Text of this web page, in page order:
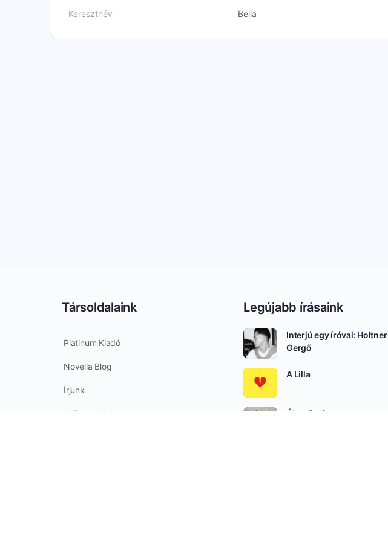
Keresztnév Bella
Társoldalaink
Platinum Kiadó
Novella Blog
Írjunk
eKönyvesbolt
Legújabb írásaink
Interjú egy íróval: Holtner
Gergő
A Lilla
Álomőrzés